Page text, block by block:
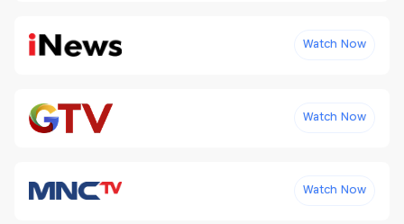
Watch Now
Watch Now
Watch Now